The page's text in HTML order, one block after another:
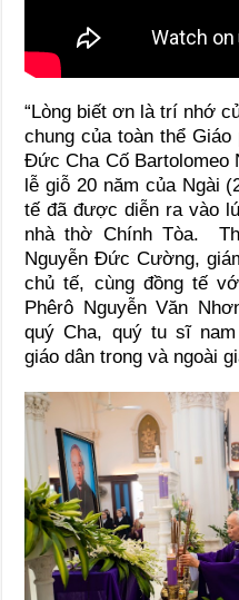
“Lòng biết ơn là trí nhớ
chung của toàn thể
Đức Cha Cố Bartolomeo
lễ giỗ 20 năm của Ngài
tế đã được diễn ra vào
nhà thờ Chính Tòa.
Nguyễn Đức Cường,
chủ tế, cùng đồng tế
Phêrô Nguyễn Văn
quý Cha, quý tu sĩ
giáo dân trong và ngoài